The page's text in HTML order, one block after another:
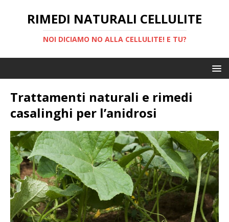
RIMEDI NATURALI CELLULITE
NOI DICIAMO NO ALLA CELLULITE! E TU?
Trattamenti naturali e rimedi
casalinghi per l’anidrosi